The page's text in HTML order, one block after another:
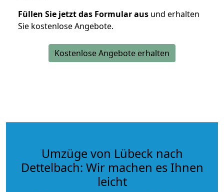
Füllen Sie jetzt das Formular aus und erhalten
Sie kostenlose Angebote.
Kostenlose Angebote erhalten
Umzüge von Lübeck nach
Dettelbach: Wir machen es Ihnen
leicht